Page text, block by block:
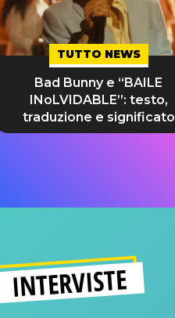
TUTTO NEWS
Bad Bunny e “BAILE
INoLVIDABLE”: testo,
traduzione e significato
INTERVISTE